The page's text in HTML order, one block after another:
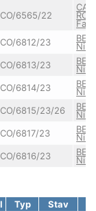
6565/22
6812/23
6813/23
6814/23
6815/23/26
6817/23
6816/23
Typ
Stav